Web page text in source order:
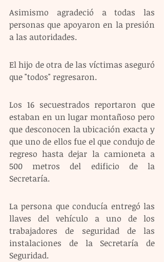
Asimismo agradeció a todas las
personas que apoyaron en la presión
a las autoridades.
El hijo de otra de las víctimas aseguró
que "todos" regresaron.
Los 16 secuestrados reportaron que
estaban en un lugar montañoso pero
que desconocen la ubicación exacta y
que uno de ellos fue el que condujo de
regreso hasta dejar la camioneta a
500 metros del edificio de la
Secretaría.
La persona que conducía entregó las
llaves del vehículo a uno de los
trabajadores de seguridad de las
instalaciones de la Secretaría de
Seguridad.